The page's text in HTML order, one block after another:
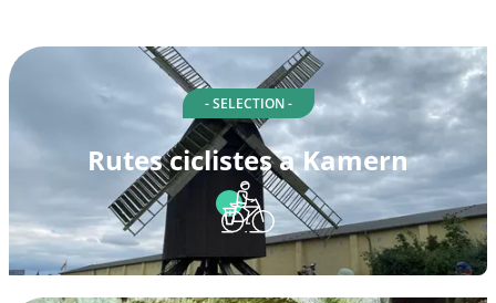
- SELECTION -
Rutes ciclistes a Kamern